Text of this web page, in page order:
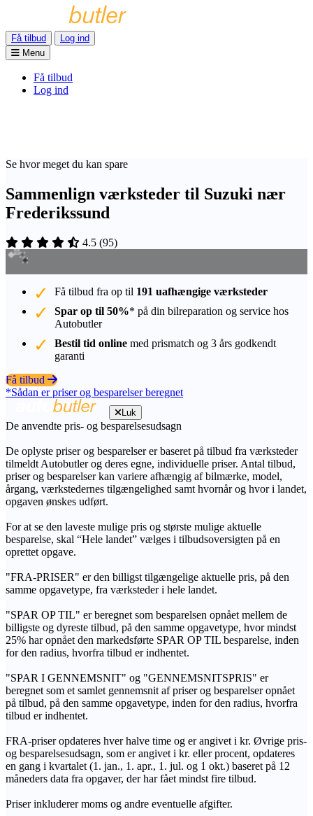
Få tilbud
Log ind
Menu
Få tilbud
Log ind
Se hvor meget du kan spare
Sammenlign værksteder til Suzuki nær
Frederikssund
4.5 (95)
Få tilbud fra op til 191 uafhængige værksteder
Spar op til 50%* på din bilreparation og service hos
Autobutler
Bestil tid online med prismatch og 3 års godkendt
garanti
Få tilbud
*Sådan er priser og besparelser beregnet
Luk
De anvendte pris- og besparelsesudsagn
De oplyste priser og besparelser er baseret på tilbud fra værksteder
tilmeldt Autobutler og deres egne, individuelle priser. Antal tilbud,
priser og besparelser kan variere afhængig af bilmærke, model,
årgang, værkstedernes tilgængelighed samt hvornår og hvor i landet,
opgaven ønskes udført.
For at se den laveste mulige pris og største mulige aktuelle
besparelse, skal “Hele landet” vælges i tilbudsoversigten på en
oprettet opgave.
"FRA-PRISER" er den billigst tilgængelige aktuelle pris, på den
samme opgavetype, fra værksteder i hele landet.
"SPAR OP TIL" er beregnet som besparelsen opnået mellem de
billigste og dyreste tilbud, på den samme opgavetype, hvor mindst
25% har opnået den markedsførte SPAR OP TIL besparelse, inden
for den radius, hvorfra tilbud er indhentet.
"SPAR I GENNEMSNIT" og "GENNEMSNITSPRIS" er
beregnet som et samlet gennemsnit af priser og besparelser opnået
på tilbud, på den samme opgavetype, inden for den radius, hvorfra
tilbud er indhentet.
FRA-priser opdateres hver halve time og er angivet i kr. Øvrige pris-
og besparelsesudsagn, som er angivet i kr. eller procent, opdateres
en gang i kvartalet (1. jan., 1. apr., 1. jul. og 1 okt.) baseret på 12
måneders data fra opgaver, der har fået mindst fire tilbud.
Priser inkluderer moms og andre eventuelle afgifter.